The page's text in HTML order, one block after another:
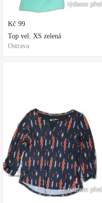
1 týdnem před
Kč 99
Top vel. XS zelená
Ostrava
1 týdnem před